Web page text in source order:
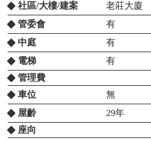
社區/大樓/建案
老莊大廈
管委會
有
中庭
有
電梯
有
管理費
車位
無
屋齡
29年
座向